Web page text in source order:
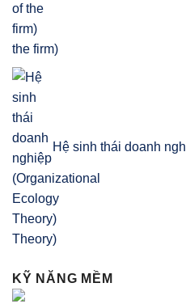
the firm)
Hệ sinh thái doanh
Theory)
KỸ NĂNG MỀM